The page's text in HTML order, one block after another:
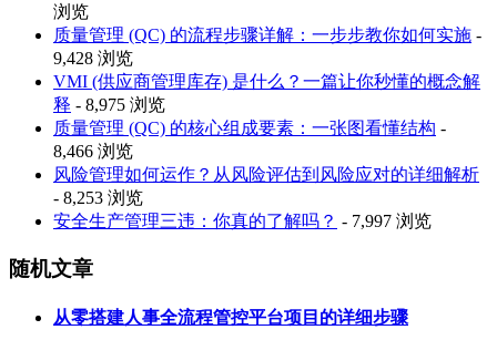
浏览
质量管理 (QC) 的流程步骤详解：一步步教你如何实施 -
9,428 浏览
VMI (供应商管理库存) 是什么？一篇让你秒懂的概念解
释 - 8,975 浏览
质量管理 (QC) 的核心组成要素：一张图看懂结构 -
8,466 浏览
风险管理如何运作？从风险评估到风险应对的详细解析
- 8,253 浏览
安全生产管理三违：你真的了解吗？ - 7,997 浏览
随机文章
从零搭建人事全流程管控平台项目的详细步骤